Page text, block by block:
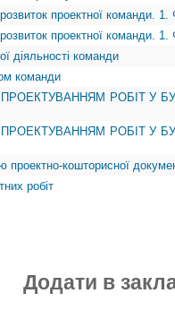
проектної команди.
проектної команди.
діяльності команди
команди
РОБІТ У
РОБІТ У
проектно-кошторисної
робіт
Додати в